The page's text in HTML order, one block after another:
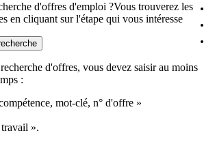
d'offres d'emploi ?Vous trouverez les
en cliquant sur l'étape qui vous intéresse
d'offres, vous devez saisir au moins
:
mot-clé, n° d'offre »
».